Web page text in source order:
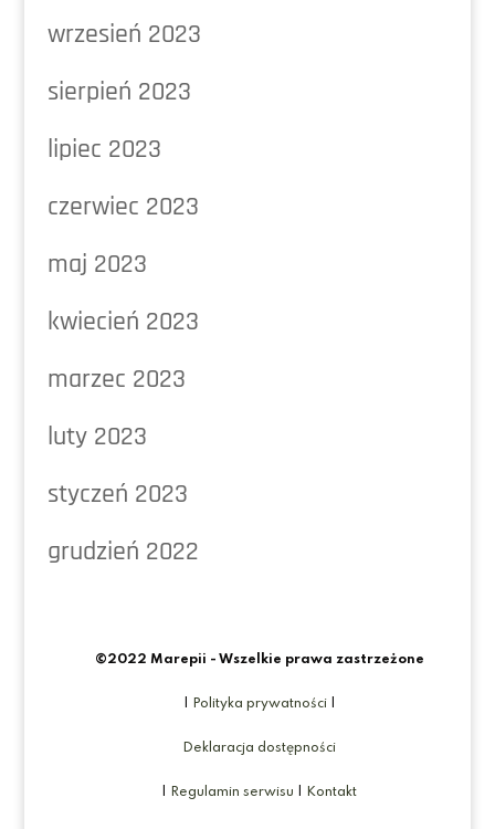
wrzesień 2023
sierpień 2023
lipiec 2023
czerwiec 2023
maj 2023
kwiecień 2023
marzec 2023
luty 2023
styczeń 2023
grudzień 2022
©2022 Marepii - Wszelkie prawa zastrzeżone
Polityka prywatności|
Deklaracja dostępności
Regulamin serwisu Kontakt